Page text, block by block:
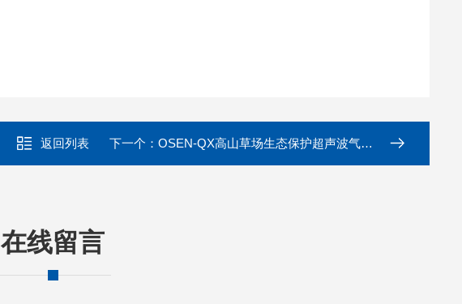
返回列表 下一个： OSEN-QX高山草场生态保护超声波气象监测设备
在线留言